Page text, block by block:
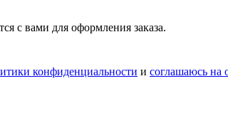
с вами для оформления заказа.
конфиденциальности и соглашаюсь на